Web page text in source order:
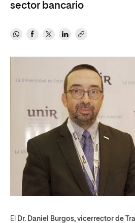
sector bancario
El Dr. Daniel Burgos, vicerrector de